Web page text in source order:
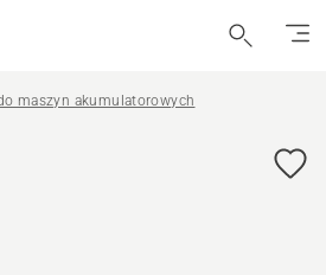
maszyn akumulatorowych